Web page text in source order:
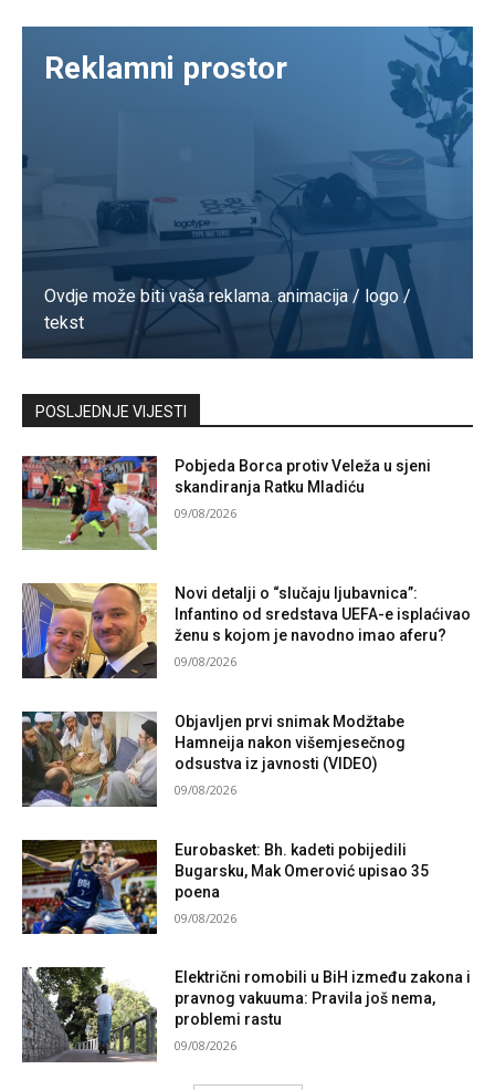
Reklamni prostor
Ovdje može biti vaša reklama. animacija / logo /
tekst
Kontaktirajte nas
POSLJEDNJE VIJESTI
Pobjeda Borca protiv Veleža u sjeni
skandiranja Ratku Mladiću
09/08/2026
Novi detalji o “slučaju ljubavnica”:
Infantino od sredstava UEFA-e isplaćivao
ženu s kojom je navodno imao aferu?
09/08/2026
Objavljen prvi snimak Modžtabe
Hamneija nakon višemjesečnog
odsustva iz javnosti (VIDEO)
09/08/2026
Eurobasket: Bh. kadeti pobijedili
Bugarsku, Mak Omerović upisao 35
poena
09/08/2026
Električni romobili u BiH između zakona i
pravnog vakuuma: Pravila još nema,
problemi rastu
09/08/2026